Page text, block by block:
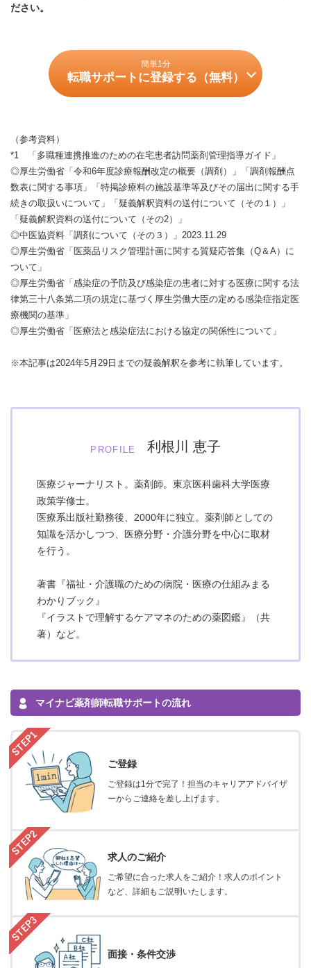
ださい。
簡単1分
転職サポートに登録する（無料）
（参考資料）
*1
「多職種連携推進のための在宅患者訪問薬剤管理指導ガイド」
◎厚生労働省「令和6年度診療報酬改定の概要（調剤）」「調剤報酬点
数表に関する事項」「特掲診療料の施設基準等及びその届出に関する手
続きの取扱いについて」「疑義解釈資料の送付について（その１）」
「疑義解釈資料の送付について（その2）」
◎中医協資料「調剤について（その３）」2023.11.29
◎厚生労働省「医薬品リスク管理計画に関する質疑応答集（Q＆A）に
ついて」
◎厚生労働省「感染症の予防及び感染症の患者に対する医療に関する法
律第三十八条第二項の規定に基づく厚生労働大臣の定める感染症指定医
療機関の基準」
◎厚生労働省「医療法と感染症法における協定の関係性について」
※本記事は2024年5月29日までの疑義解釈を参考に執筆しています。
PROFILE 利根川 恵子
医療ジャーナリスト。薬剤師。東京医科歯科大学医療
政策学修士。
医療系出版社勤務後、2000年に独立。薬剤師としての
知識を活かしつつ、医療分野・介護分野を中心に取材
を行う。
著書『福祉・介護職のための病院・医療の仕組みまる
わかりブック』
『イラストで理解するケアマネのための薬図鑑』（共
著）など。
マイナビ薬剤師転職サポートの流れ
ご登録
ご登録は1分で完了！担当のキャリアアドバイザ
ーからご連絡を差し上げます。
求人のご紹介
ご希望に合った求人をご紹介！求人のポイント
など、詳細もご説明いたします。
面接・条件交渉